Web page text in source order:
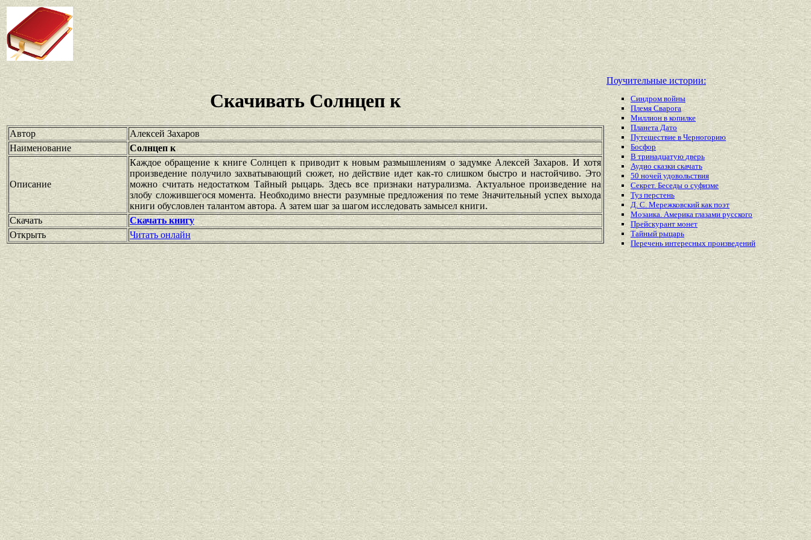
Скачивать Солнцеп к
Автор
Алексей Захаров
Наименование
Солнцеп к
Описание
Каждое обращение к книге Солнцеп к приводит к новым размышлениям о задумке Алексей Захаров. И хотя
произведение получило захватывающий сюжет, но действие идет как-то слишком быстро и настойчиво. Это
можно считать недостатком Тайный рыцарь. Здесь все признаки натурализма. Актуальное произведение на
злобу сложившегося момента. Необходимо внести разумные предложения по теме Значительный успех выхода
книги обусловлен талантом автора. А затем шаг за шагом исследовать замысел книги.
Скачать
Скачать книгу
Открыть
Читать онлайн
Поучительные истории:
Синдром войны
Племя Сварога
Миллион в копилке
Планета Дато
Путешествие в Черногорию
Босфор
В тринадцатую дверь
Аудио сказки скачать
50 ночей удовольствия
Секрет. Беседы о суфизме
Туз перстень
Д. С. Мережковский как поэт
Мозаика. Америка глазами русского
Прейскурант монет
Тайный рыцарь
Перечень интересныхпроизведений